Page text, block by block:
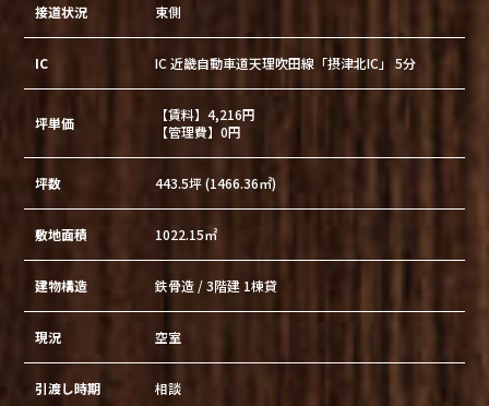
接道状況 東側
IC IC 近畿自動車道天理吹田線「摂津北IC」 5分
坪単価
【賃料】4,216円
【管理費】0円
坪数 443.5坪 (1466.36㎡)
敷地面積 1022.15㎡
建物構造 鉄骨造 / 3階建 1棟貸
現況 空室
引渡し時期 相談